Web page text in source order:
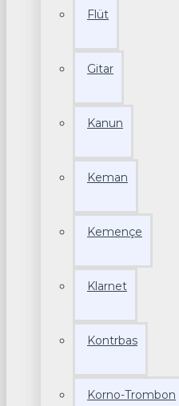
Flüt
Gitar
Kanun
Keman
Kemençe
Klarnet
Kontrbas
Korno-Trombon